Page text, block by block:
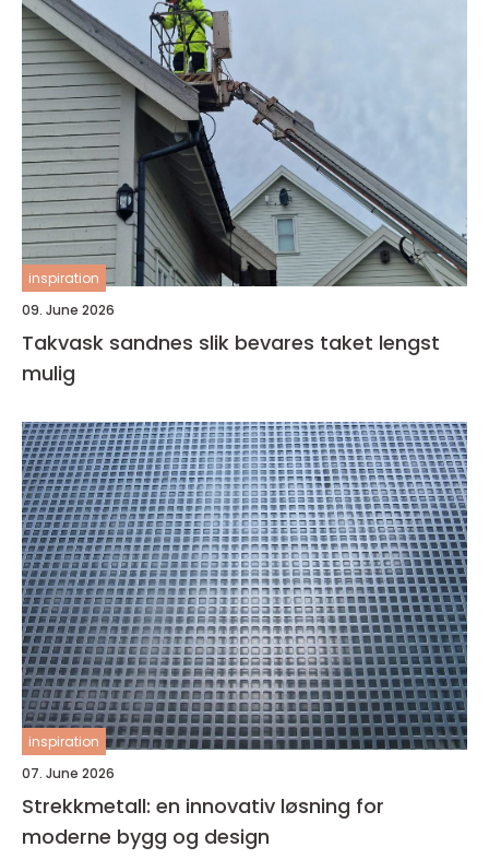
inspiration
09. June 2026
Takvask sandnes slik bevares taket lengst
mulig
inspiration
07. June 2026
Strekkmetall: en innovativ løsning for
moderne bygg og design